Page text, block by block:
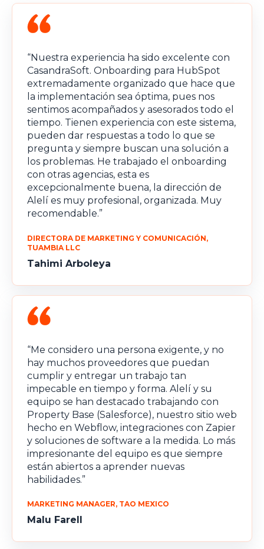
“Nuestra experiencia ha sido excelente con
CasandraSoft. Onboarding para HubSpot
extremadamente organizado que hace que
la implementación sea óptima, pues nos
sentimos acompañados y asesorados todo el
tiempo. Tienen experiencia con este sistema,
pueden dar respuestas a todo lo que se
pregunta y siempre buscan una solución a
los problemas. He trabajado el onboarding
con otras agencias, esta es
excepcionalmente buena, la dirección de
Alelí es muy profesional, organizada. Muy
recomendable.”
DIRECTORA DE MARKETING Y COMUNICACIÓN,
TUAMBIA LLC
Tahimi Arboleya
“Me considero una persona exigente, y no
hay muchos proveedores que puedan
cumplir y entregar un trabajo tan
impecable en tiempo y forma. Alelí y su
equipo se han destacado trabajando con
Property Base (Salesforce), nuestro sitio web
hecho en Webflow, integraciones con Zapier
y soluciones de software a la medida. Lo más
impresionante del equipo es que siempre
están abiertos a aprender nuevas
habilidades.”
MARKETING MANAGER, TAO MEXICO
Malu Farell